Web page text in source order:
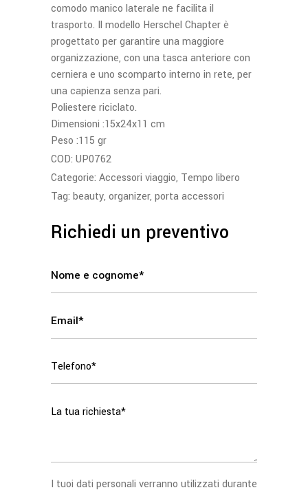
comodo manico laterale ne facilita il
trasporto. Il modello Herschel Chapter è
progettato per garantire una maggiore
organizzazione, con una tasca anteriore con
cerniera e uno scomparto interno in rete, per
una capienza senza pari.
Poliestere riciclato.
Dimensioni :15x24x11 cm
Peso :115 gr
COD: UP0762
Categorie: Accessori viaggio, Tempo libero
Tag: beauty, organizer, porta accessori
Richiedi un preventivo
I tuoi dati personali verranno utilizzati durante